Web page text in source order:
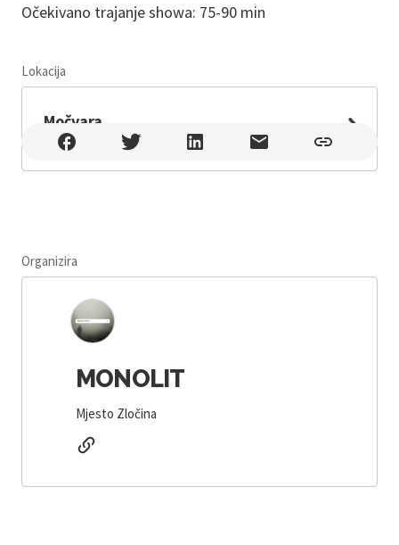
Očekivano trajanje showa: 75-90 min
Lokacija
Močvara
Močvara , Zagreb , Trnjanski nasip BB
Organizira
MONOLIT
Mjesto Zločina